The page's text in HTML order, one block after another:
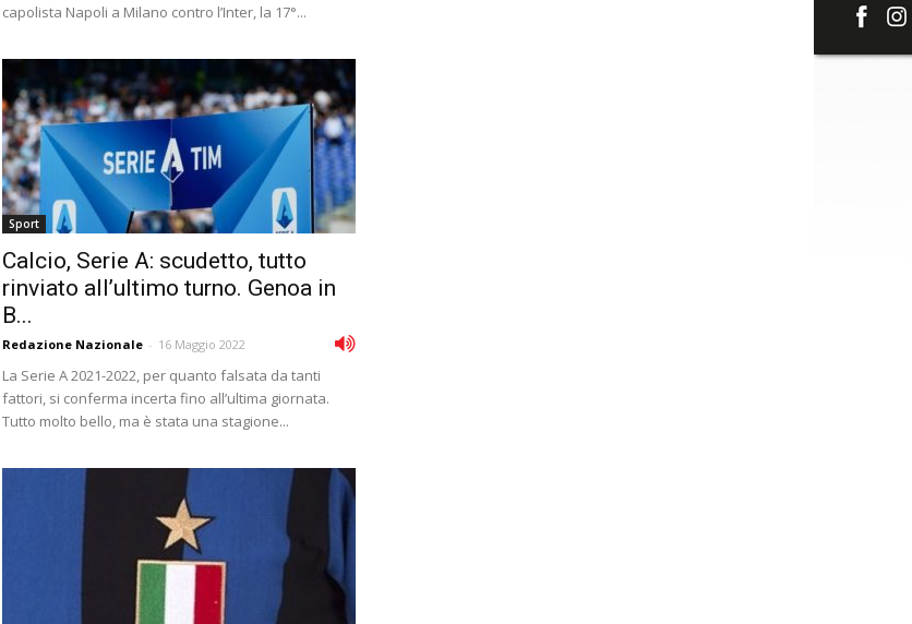
capolista Napoli a Milano contro l’Inter, la 17°...
Sport
Calcio, Serie A: scudetto, tutto
rinviato all’ultimo turno. Genoa in
B...
Redazione Nazionale - 16 Maggio 2022
La Serie A 2021-2022, per quanto falsata da tanti
fattori, si conferma incerta fino all’ultima giornata.
Tutto molto bello, ma è stata una stagione...